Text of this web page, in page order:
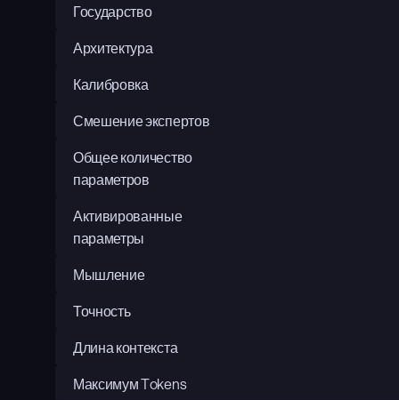
Государство
Архитектура
Калибровка
Смешение экспертов
Общее количество
параметров
Активированные
параметры
Мышление
Точность
Длина контекста
Максимум Tokens